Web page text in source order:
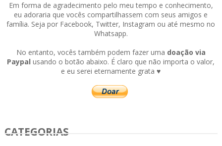
Em forma de agradecimento pelo meu tempo e conhecimento,
eu adoraria que vocês compartilhassem com seus amigos e
família. Seja por Facebook, Twitter, Instagram ou até mesmo no
Whatsapp.
No entanto, vocês também podem fazer uma doação via
Paypal usando o botão abaixo. É claro que não importa o valor,
e eu serei eternamente grata ♥
CATEGORIAS